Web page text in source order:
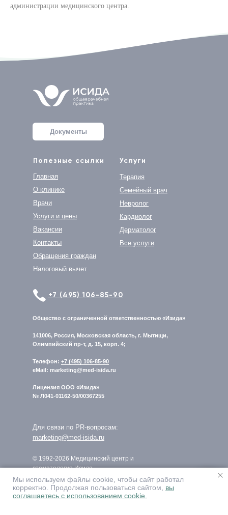
администрации медицинского центра.
Полезные ссылки
Главная
О клинике
Врачи
Услуги и цены
Вакансии
Контакты
Обращения граждан
Налоговый вычет
Услуги
Терапия
Семейный врач
Невролог
Кардиолог
Дерматолог
Все услуги
+7 (495) 106-85-90
Общество с ограниченной ответственностью «Изида»
141006, Россия, Московская область, г. Мытищи,
Олимпийский пр-т, д. 15, корп. 4;
Телефон: +7 (495) 106-85-90
eMail: marketing@med-isida.ru
Лицензия ООО «Изида»
№ Л041-01162-50/00367255
Документы
Для связи по PR-вопросам:
marketing@med-isida.ru
© 1992-2026 Медицинский центр и
стоматология Исида
ВНИМАНИЕ, ИМЕЮТСЯ
Мы используем файлы cookie, чтобы сайт работал
корректно. Продолжая пользоваться сайтом, вы
соглашаетесь с использованием cookie.